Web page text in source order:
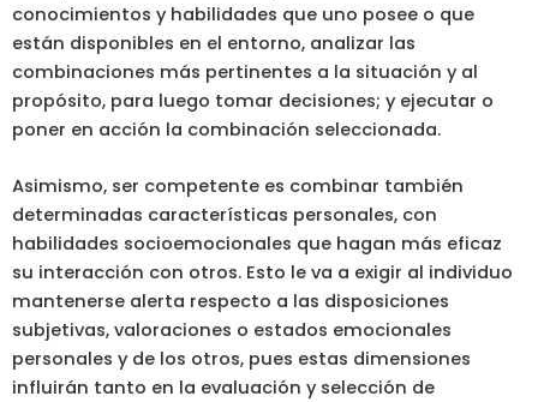
conocimientos y habilidades que uno posee o que
están disponibles en el entorno, analizar las
combinaciones más pertinentes a la situación y al
propósito, para luego tomar decisiones; y ejecutar o
poner en acción la combinación seleccionada.
Asimismo, ser competente es combinar también
determinadas características personales, con
habilidades socioemocionales que hagan más eficaz
su interacción con otros. Esto le va a exigir al individuo
mantenerse alerta respecto a las disposiciones
subjetivas, valoraciones o estados emocionales
personales y de los otros, pues estas dimensiones
influirán tanto en la evaluación y selección de